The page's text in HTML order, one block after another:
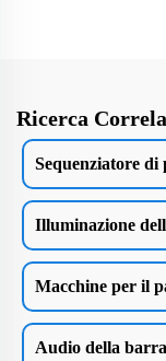
Ricerca
Sequenziatore di
Illuminazione
Macchine per il
Audio della